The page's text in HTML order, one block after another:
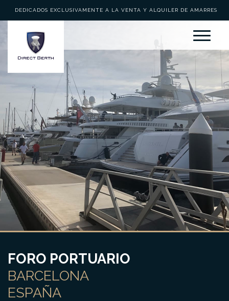
DEDICADOS EXCLUSIVAMENTE A LA VENTA Y ALQUILER DE AMARRES
FORO PORTUARIO
BARCELONA
ESPAÑA